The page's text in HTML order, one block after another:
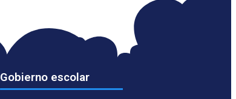
Gobierno escolar